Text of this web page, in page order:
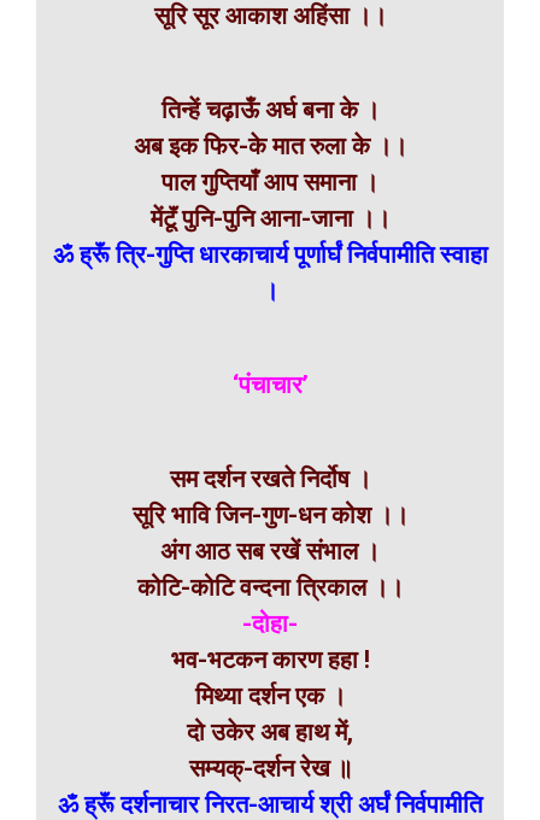
सूरि सूर आकाश अहिंसा ।।
तिन्हें चढ़ाऊँ अर्घ बना के ।
अब इक फिर-के मात रुला के ।।
पाल गुप्तियाँ आप समाना ।
मेंटूॅं पुनि-पुनि आना-जाना ।।
ॐ ह्रूॅं त्रि-गुप्ति धारकाचार्य पूर्णार्घं निर्वपामीति स्वाहा
।
‘पंचाचार’
सम दर्शन रखते निर्दोष ।
सूरि भावि जिन-गुण-धन कोश ।।
अंग आठ सब रखें संभाल ।
कोटि-कोटि वन्दना त्रिकाल ।।
-दोहा-
भव-भटकन कारण हहा !
मिथ्या दर्शन एक ।
दो उकेर अब हाथ में,
सम्यक्-दर्शन रेख ॥
ॐ ह्रूॅं दर्शनाचार निरत-आचार्य श्री अर्घं निर्वपामीति